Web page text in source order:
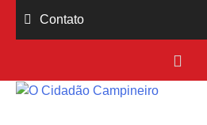
Contato